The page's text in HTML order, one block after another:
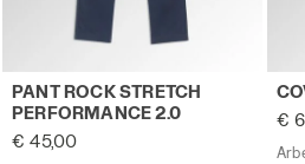
Arbeitshose PANT ROCK
PANT ROCK STRETCH
PERFORMANCE 2.0
€ 45,00
€